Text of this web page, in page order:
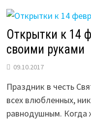
ПОЗДРАВЛЕНИЯ
ДЕВУШКЕ,
ПОДАРКИ
Открытки к 14
своими руками
09.10.2017
Праздник в честь
всех влюбленных,
равнодушным. Когда